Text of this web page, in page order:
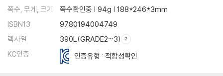
쪽수, 무게, 크기
쪽수확인중 | 94g | 188*246*3mm
ISBN13
9780194004749
렉사일
390L(GRADE2~3)
KC인증
인증유형 : 적합성확인